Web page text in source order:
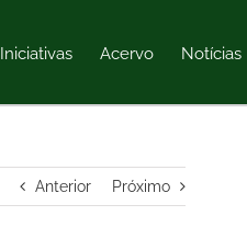
Iniciativas Acervo Notícias
Anterior Próximo